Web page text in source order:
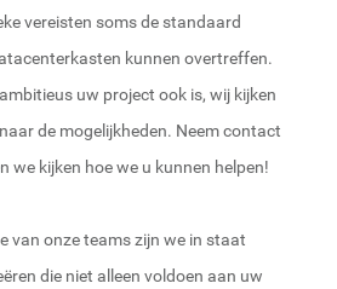
vereisten soms de standaard
kunnen overtreffen.
uw project ook is, wij kijken
de mogelijkheden. Neem contact
we kijken hoe we u kunnen helpen!
van onze teams zijn we in staat
die niet alleen voldoen aan uw